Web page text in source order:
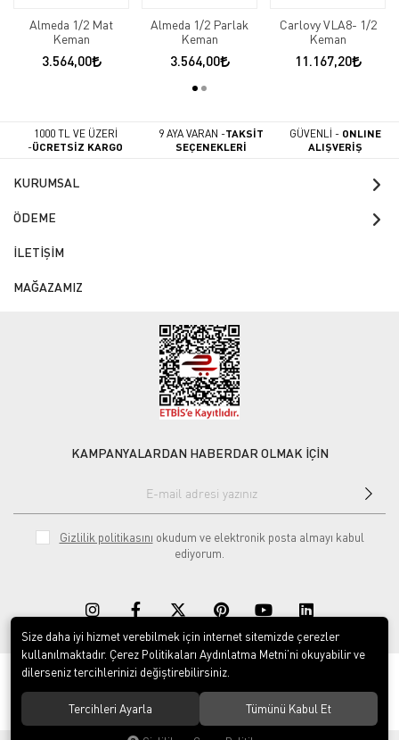
Almeda 1/2 Mat
Keman
3.564,00
Almeda 1/2 Parlak
Keman
3.564,00
Carlovy VLA8- 1/2
Keman
11.167,20
1000 TL VE ÜZERİ
-ÜCRETSİZ KARGO
9 AYA VARAN -TAKSİT
SEÇENEKLERİ
GÜVENLİ - ONLINE
ALIŞVERİŞ
KURUMSAL
ÖDEME
İLETİŞİM
MAĞAZAMIZ
KAMPANYALARDAN HABERDAR OLMAK İÇİN
Gizlilik politikasını okudum ve elektronik posta almayı kabul
ediyorum.
© 2020Rekor Müzik. Tüm hakları saklıdır.
Size daha iyi hizmet verebilmek için internet sitemizde çerezler
kullanılmaktadır. Çerez Politikaları Aydınlatma Metni’ni okuyabilir ve
dilerseniz tercihlerinizi değiştirebilirsiniz.
Tercihleri Ayarla Tümünü Kabul Et